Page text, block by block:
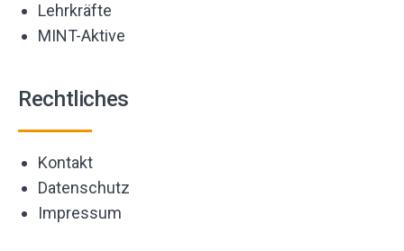
Lehrkräfte
MINT-Aktive
Rechtliches
Kontakt
Datenschutz
Impressum